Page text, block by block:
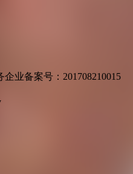
业备案号：201708210015